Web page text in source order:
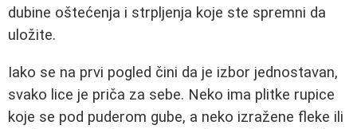
dubine oštećenja i strpljenja koje ste spremni da
uložite.
Iako se na prvi pogled čini da je izbor jednostavan,
svako lice je priča za sebe. Neko ima plitke rupice
koje se pod puderom gube, a neko izražene fleke ili